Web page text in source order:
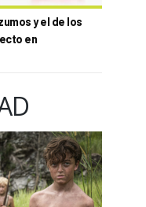
y el de los
en